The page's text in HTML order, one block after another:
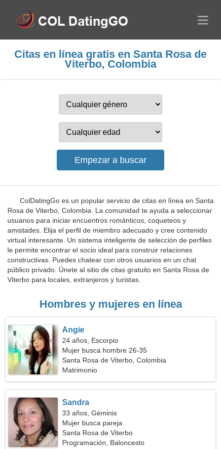
Citas en línea gratis en Santa Rosa de
Viterbo, Colombia
ColDatingGo es un popular servicio de citas en línea en Santa
Rosa de Viterbo, Colombia. La comunidad te ayuda a seleccionar
usuarios para iniciar encuentros románticos, coqueteos y
amistades. Elija el perfil de miembro adecuado y cree contenido
virtual interesante. Un sistema inteligente de selección de perfiles
le permite encontrar el socio ideal para construir relaciones
constructivas. Puedes chatear con otros usuarios en un chat
público privado. Únete al sitio de citas gratuito en Santa Rosa de
Viterbo para locales, extranjeros y turistas.
Hombres y mujeres en línea
Angie
24 años, Escorpio
Mujer busca hombre 26-35
Santa Rosa de Viterbo, Colombia
Matrimonio
Sandra
33 años, Géminis
Mujer busca pareja
Santa Rosa de Viterbo
Programación, Baloncesto